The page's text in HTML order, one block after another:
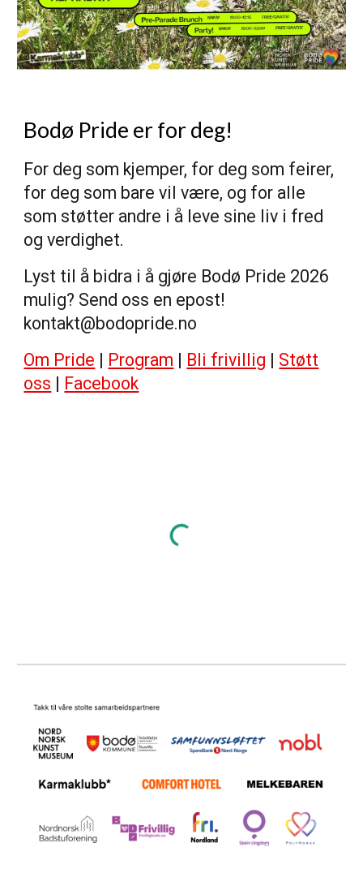
Bodø Pride er for deg!
For deg som kjemper, for deg som feirer,
for deg som bare vil være, og for alle
som støtter andre i å leve sine liv i fred
og verdighet.
Lyst til å bidra i å gjøre Bodø Pride 2026
mulig? Send oss en epost!
kontakt@bodopride.no
Om Pride | Program | Bli frivillig | Støtt
oss | Facebook